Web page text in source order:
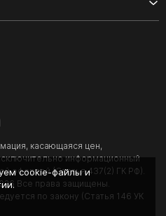
касающаяся цен,
информационный
офертой (Статья 437(2) ГК РФ).
Все права защищены.
по закону (Статья 146 УК
cookie-файлы и